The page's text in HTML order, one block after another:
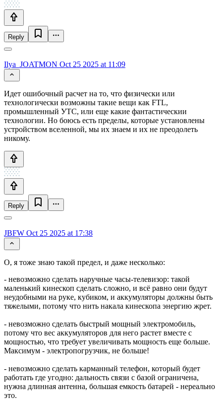
Reply
Ilya_JOATMON Oct 25 2025 at 11:09
Идет ошибочный расчет на то, что физически или
технологически возможны такие вещи как FTL,
промышленный УТС, или еще какие фантастическии
технологии. Но боюсь есть пределы, которые установлены
устройством вселенной, мы их знаем и их не преодолеть
никому.
Reply
JBFW Oct 25 2025 at 17:38
О, я тоже знаю такой предел, и даже несколько:
- невозможно сделать наручные часы-телевизор: такой
маленький кинескоп сделать сложно, и всё равно они будут
неудобными на руке, кубиком, и аккумуляторы должны быть
тяжелыми, потому что нить накала кинескопа энергию жрет.
- невозможно сделать быстрый мощный электромобиль,
потому что вес аккумуляторов для него растет вместе с
мощностью, что требует увеличивать мощность еще больше.
Максимум - электропогрузчик, не больше!
- невозможно сделать карманный телефон, который будет
работать где угодно: дальность связи с базой ограничена,
нужна длинная антенна, большая емкость батарей - нереально
это.